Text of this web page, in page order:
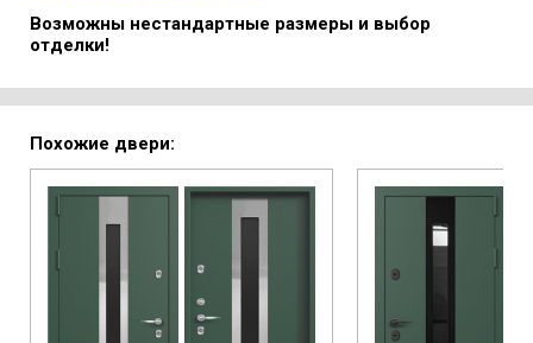
Возможны нестандартные размеры и выбор
отделки!
Похожие двери: